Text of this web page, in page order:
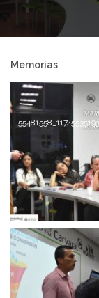
Memorias